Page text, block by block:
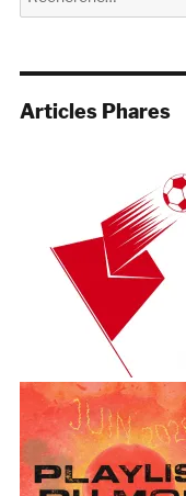
pour :
Articles Phares